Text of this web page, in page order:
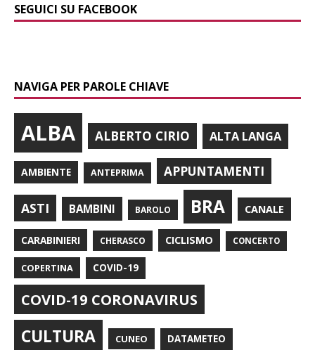
SEGUICI SU FACEBOOK
NAVIGA PER PAROLE CHIAVE
ALBA ALBERTO CIRIO ALTA LANGA
AMBIENTE ANTEPRIMA APPUNTAMENTI
ASTI BAMBINI BAROLO BRA CANALE
CARABINIERI CHERASCO CICLISMO CONCERTO
COPERTINA COVID-19
COVID-19 CORONAVIRUS
CULTURA CUNEO DATAMETEO